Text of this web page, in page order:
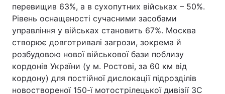
перевищив 63%, а в сухопутних військах – 50%.
Рівень оснащеності сучасними засобами
управління у військах становить 67%. Москва
створює довготривалі загрози, зокрема й
розбудовою нової військової бази поблизу
кордонів України (у м. Ростові, за 60 км від
кордону) для постійної дислокації підрозділів
новоствореної 150-ї мотострілецької дивізії ЗС